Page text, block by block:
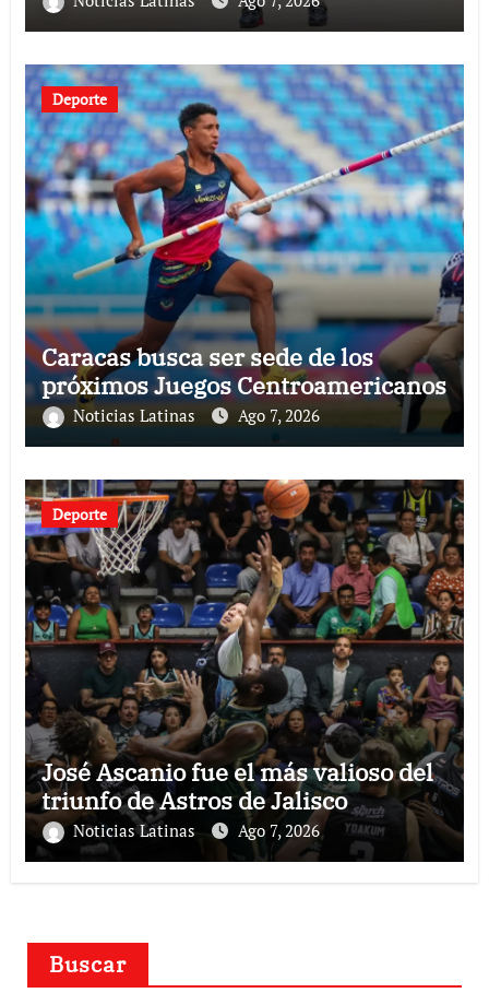
Deporte
Caracas busca ser sede de los
próximos Juegos Centroamericanos
Noticias Latinas Ago 7, 2026
Deporte
José Ascanio fue el más valioso del
triunfo de Astros de Jalisco
Noticias Latinas Ago 7, 2026
Buscar